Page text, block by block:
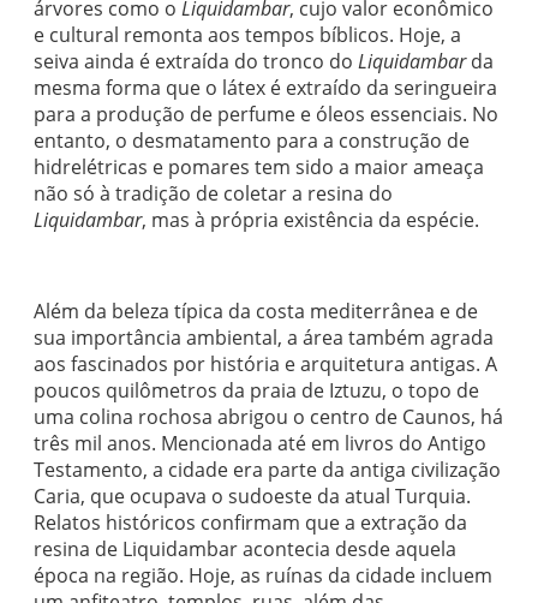
árvores como o Liquidambar, cujo valor econômico
e cultural remonta aos tempos bíblicos. Hoje, a
seiva ainda é extraída do tronco do Liquidambarda
mesma forma que o látex é extraído da seringueira
para a produção de perfume e óleos essenciais. No
entanto, o desmatamento para a construção de
hidrelétricas e pomares tem sido a maior ameaça
não só à tradição de coletar a resina do
Liquidambar, mas à própria existência da espécie.
Além da beleza típica da costa mediterrânea e de
sua importância ambiental, a área também agrada
aos fascinados por história e arquitetura antigas. A
poucos quilômetros da praia de Iztuzu, o topo de
uma colina rochosa abrigou o centro de Caunos, há
três mil anos. Mencionada até em livros do Antigo
Testamento, a cidade era parte da antiga civilização
Caria, que ocupava o sudoeste da atual Turquia.
Relatos históricos confirmam que a extração da
resina de Liquidambar acontecia desde aquela
época na região. Hoje, as ruínas da cidade incluem